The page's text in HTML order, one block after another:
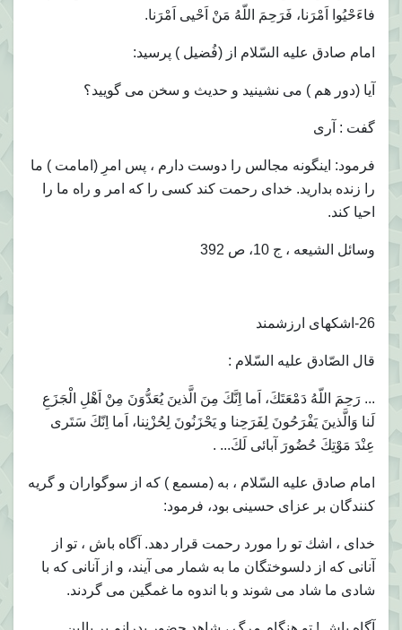
فاءَحْيُوا اَمْرَنا، فَرَحِمَ اللّهُ مَنْ اَحْيى اَمْرَنا.
امام صادق عليه السّلام از (فُضيل ) پرسيد:
آيا (دور هم ) مى نشينيد و حديث و سخن مى گوييد؟
گفت : آرى
فرمود: اينگونه مجالس را دوست دارم ، پس امرِ (امامت ) ما
را زنده بداريد. خداى رحمت كند كسى را كه امر و راه ما را
احيا كند.
وسائل الشيعه ، ج 10، ص 392
26-اشكهاى ارزشمند
قال الصّادق عليه السّلام :
... رَحِمَ اللّهُ دَمْعَتَكَ، اَما اِنَّكَ مِنَ الَّذينَ يُعَدُّوَنَ مِنْ اَهْلِ الْجَزَعِ
لَنا وَالَّذينَ يَفْرَحُونَ لِفَرَحِنا و يَحْزَنُونَ لِحُزْنِنا، اَما اِنّكَ سَتَرى
عِنْدَ مَوْتِكَ حُضُورَ آبائى لَكَ... .
امام صادق عليه السّلام ، به (مسمع ) كه از سوگواران و گريه
كنندگان بر عزاى حسينى بود، فرمود:
خداى ، اشك تو را مورد رحمت قرار دهد. آگاه باش ، تو از
آنانى كه از دلسوختگان ما به شمار مى آيند، و از آنانى كه با
شادى ما شاد مى شوند و با اندوه ما غمگين مى گردند.